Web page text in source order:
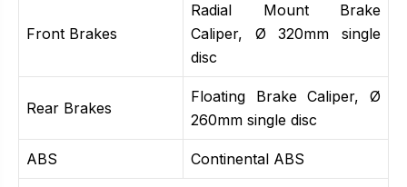
Front Brakes
Radial Mount Brake
Caliper, Ø 320mm single
disc
Rear Brakes
Floating Brake Caliper, Ø
260mm single disc
ABS Continental ABS